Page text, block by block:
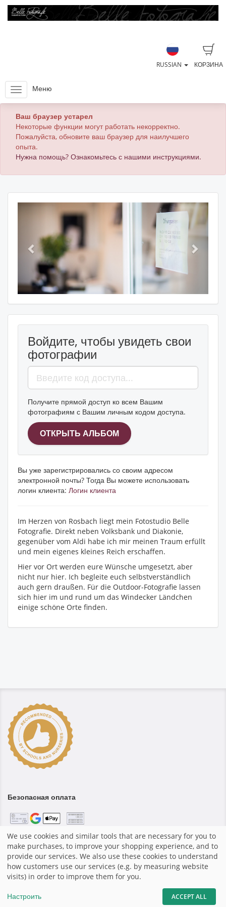
КОРЗИНА
RUSSIAN
Меню
Ваш браузер устарел
Некоторые функции могут работать некорректно.
Пожалуйста, обновите ваш браузер для наилучшего
опыта.
Нужна помощь? Ознакомьтесь с нашими инструкциями.
Войдите, чтобы увидеть свои
фотографии
Получите прямой доступ ко всем Вашим
фотографиям с Вашим личным кодом доступа.
Вы уже зарегистрировались со своим адресом
электронной почты? Тогда Вы можете использовать
логин клиента: Логин клиента
Im Herzen von Rosbach liegt mein Fotostudio Belle
Fotografie. Direkt neben Volksbank und Diakonie,
gegenüber vom Aldi habe ich mir meinen Traum erfüllt
und mein eigenes kleines Reich erschaffen.
Hier vor Ort werden eure Wünsche umgesetzt, aber
nicht nur hier. Ich begleite euch selbstverständlich
auch gern draußen. Für die Outdoor-Fotografie lassen
sich hier im und rund um das Windecker Ländchen
einige schöne Orte finden.
Безопасная оплата
Главная|Выходные данные|Правила и условия|Система
магазинов fotograf.de |
поделиться
We use cookies and similar tools that are necessary for you to
make purchases, to improve your shopping experience, and to
provide our services. We also use these cookies to understand
how customers use our services (e.g. by measuring website
visits) in order to improve them for you.
Настроить ACCEPT ALL